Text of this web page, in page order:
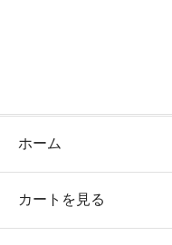
ホーム
カートを見る